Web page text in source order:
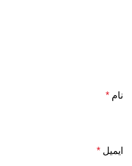
نام *
ایمیل *